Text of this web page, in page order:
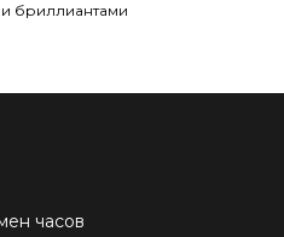
бриллиантами
часов